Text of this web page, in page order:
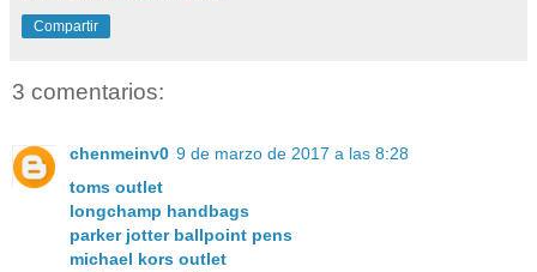
Compartir
3 comentarios:
chenmeinv0 9 de marzo de 2017 a las 8:28
toms outlet
longchamp handbags
parker jotter ballpoint pens
michael kors outlet